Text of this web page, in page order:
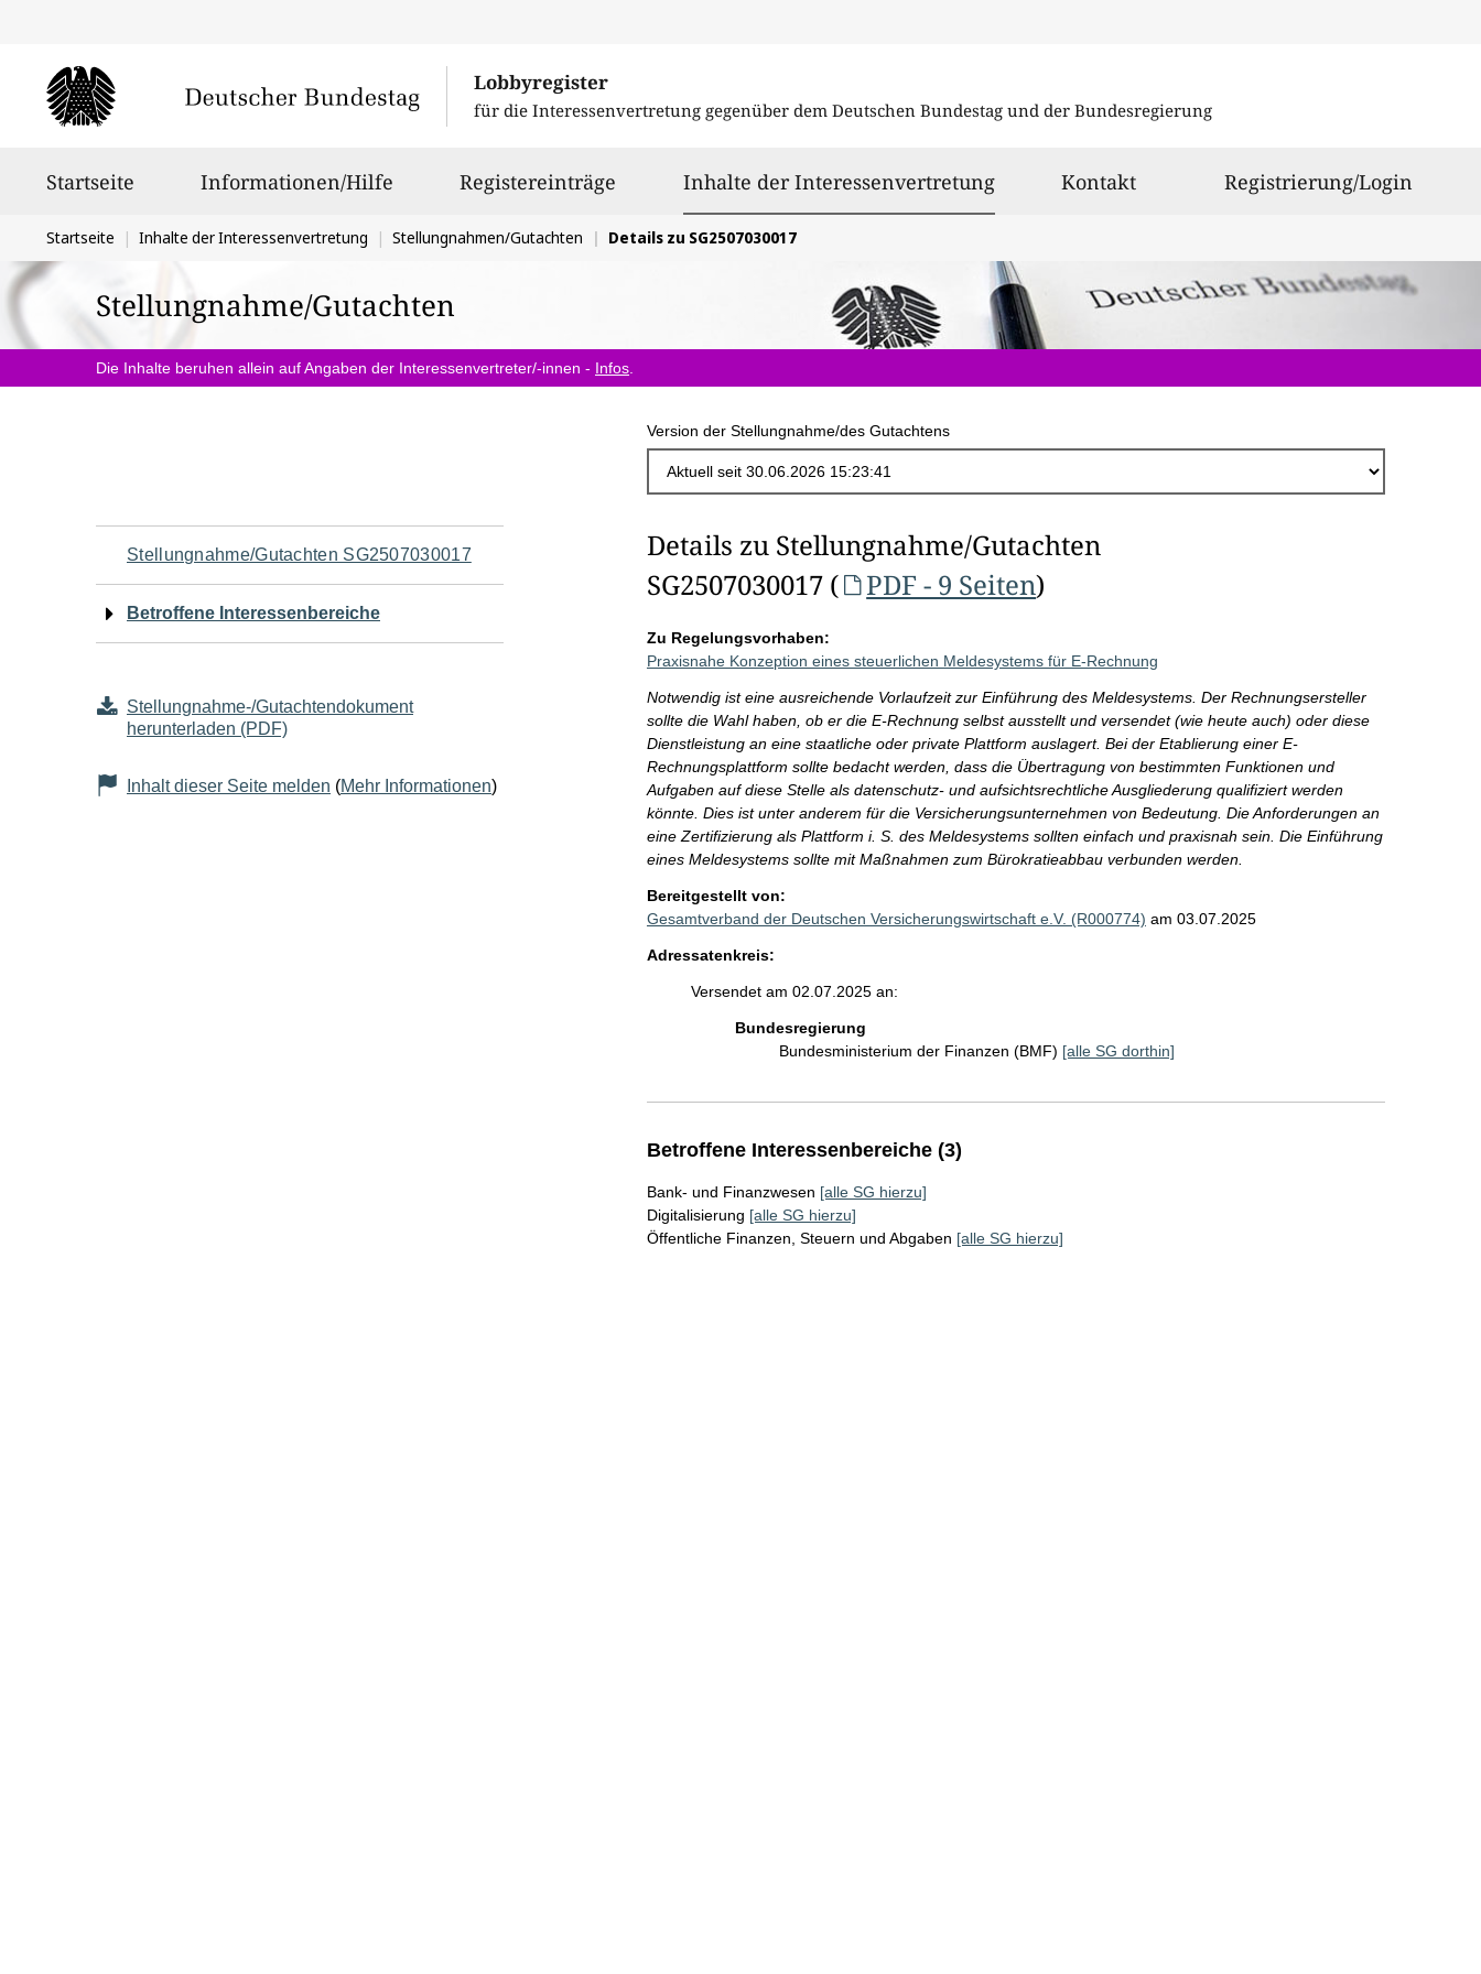
Lobbyregister
für die Interessenvertretung gegenüber dem Deutschen Bundestag und der Bundesregierung
Startseite Informationen/Hilfe Registereinträge Inhalte der Interessenvertretungausgewählt
Kontakt Registrierung/Login
Sie
befinden
sich
hier:
Startseite Inhalte der Interessenvertretung Stellungnahmen/Gutachten Details zu SG2507030017
Stellungnahme/Gutachten
Die Inhalte beruhen allein auf Angaben der Interessenvertreter/-innen - Infos
Version der Stellungnahme/des Gutachtens
Navigation
für
Seiteninhalt
Stellungnahme/Gutachten SG2507030017
Betroffene Interessenbereiche
Stellungnahme-/Gutachtendokument
herunterladen (PDF)
Inhalt dieser Seite melden (Mehr Informationen)
Details zu Stellungnahme/Gutachten
SG2507030017 (
PDF - 9 Seiten)
Zu Regelungsvorhaben:
Praxisnahe Konzeption eines steuerlichen Meldesystems für E-Rechnung
Notwendig ist eine ausreichende Vorlaufzeit zur Einführung des Meldesystems. Der Rechnungsersteller
sollte die Wahl haben, ob er die E-Rechnung selbst ausstellt und versendet (wie heute auch) oder diese
Dienstleistung an eine staatliche oder private Plattform auslagert. Bei der Etablierung einer E-
Rechnungsplattform sollte bedacht werden, dass die Übertragung von bestimmten Funktionen und
Aufgaben auf diese Stelle als datenschutz- und aufsichtsrechtliche Ausgliederung qualifiziert werden
könnte. Dies ist unter anderem für die Versicherungsunternehmen von Bedeutung. Die Anforderungen an
eine Zertifizierung als Plattform i. S. des Meldesystems sollten einfach und praxisnah sein. Die Einführung
eines Meldesystems sollte mit Maßnahmen zum Bürokratieabbau verbunden werden.
Bereitgestellt von:
Gesamtverband der Deutschen Versicherungswirtschaft e.V. (R000774) am 03.07.2025
Adressatenkreis:
Versendet am 02.07.2025 an:
Bundesregierung
Bundesministerium der Finanzen (BMF) [alle SG dorthin]
Betroffene Interessenbereiche (3)
Bank- und Finanzwesen [alle SG hierzu]
Digitalisierung [alle SG hierzu]
Öffentliche Finanzen, Steuern und Abgaben [alle SG hierzu]